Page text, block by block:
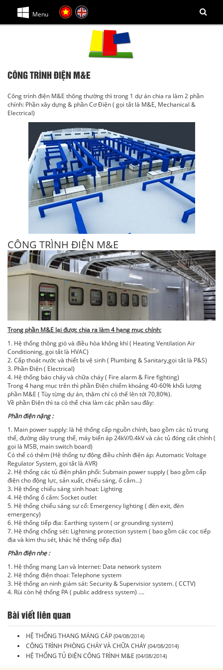
Menu
CÔNG TRÌNH ĐIỆN M&E
Công trình điện M&E thông thường thì trong 1 dự án chia ra làm 2 phần
chính: Phần xây dựng & phần Cơ Điện ( gọi tắt là M&E, Mechanical &
Electrical)
CÔNG TRÌNH ĐIỆN M&E
Trong phần M&E lại được chia ra làm 4 hạng mục chính:
1. Hệ thống thông gió và điều hòa không khí ( Heating Ventilation Air
Conditioning, gọi tắt là HVAC)
2. Cấp thoát nước và thiết bị vệ sinh ( Plumbing & Sanitary,gọi tắt là P&S)
3. Phần Điện ( Electrical)
4. Hệ thống báo cháy và chữa cháy ( Fire alarm & Fire fighting)
Trong 4 hạng mục trên thì phần Điện chiếm khoảng 40-60% khối lượng
phần M&E ( Tùy từng dự án, thậm chí có thể lên tới 70,80%).
Về phần Điện thì ta có thể chia làm các phần sau đây:
Phần điện nặng :
1. Main power supply: là hệ thống cấp nguồn chính, bao gồm các tủ trung
thế, đường dây trung thế, máy biến áp 24kV/0.4kV và các tủ đóng cắt chính (
gọi là MSB, main switch board)
Có thể có thêm (Hệ thống tự động điều chỉnh điện áp: Automatic Voltage
Regulator System, gọi tắt là AVR)
2. Hệ thống các tủ điện phân phối: Submain power supply ( bao gồm cấp
điện cho động lực, sản xuất, chiếu sáng, ổ cắm…)
3. Hệ thống chiếu sáng sinh hoạt: Lighting
4. Hệ thống ổ cắm: Socket outlet
5. Hệ thống chiếu sáng sự cố: Emergency lighting ( đèn exit, đèn
emergency)
6. Hệ thống tiếp địa: Earthing system ( or grounding system)
7. Hệ thống chống sét: Lightning protection system ( bao gồm các cọc tiếp
địa và kim thu sét, khác hệ thống tiếp địa)
Phần điện nhẹ :
1. Hệ thống mạng Lan và Internet: Data network system
2. Hệ thống điện thoại: Telephone system
3. Hệ thống an ninh giám sát: Security & Supervisior system. ( CCTV)
4. Rùi còn hệ thống PA ( public address system) ….
Bài viết liên quan
HỆ THỐNG THANG MÁNG CÁP (04/08/2014)
CÔNG TRÌNH PHÒNG CHÁY VÀ CHỮA CHÁY (04/08/2014)
HỆ THỐNG TỦ ĐIỆN CÔNG TRÌNH M&E (04/08/2014)